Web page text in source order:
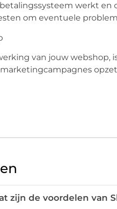
werkt en
om eventuele
van jouw
zijn de voordelen van